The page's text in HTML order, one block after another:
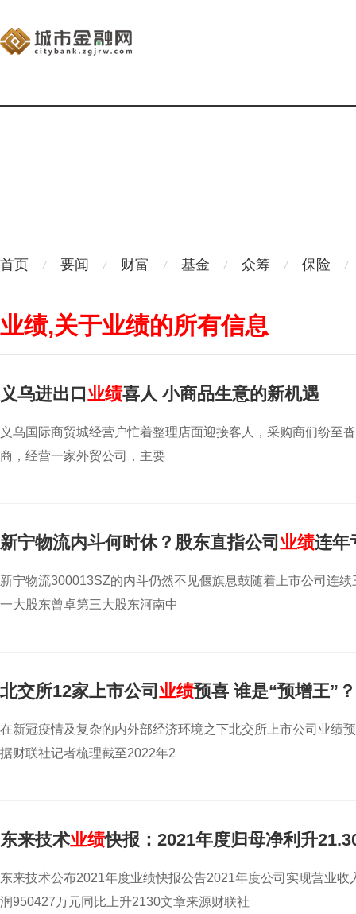
首页 要闻 财富 基金 众筹 保险
业绩,关于业绩的所有信息
义乌进出口业绩喜人 小商品生意的新机遇
义乌国际商贸城经营户忙着整理店面迎接客人，采购商们纷至
商，经营一家外贸公司，主要
新宁物流内斗何时休？股东直指公司 业绩连年
新宁物流300013SZ的内斗仍然不见偃旗息鼓随着上市公司连
一大股东曾卓第三大股东河南中
北交所12家上市公司 业绩预喜 谁是“预增王”
在新冠疫情及复杂的内外部经济环境之下北交所上市公司业绩
据财联社记者梳理截至2022年2
东来技术业绩快报：2021年度归母净利升
东来技术公布2021年度业绩快报公告2021年度公司实现营业
润950427万元同比上升2130文章来源财联社